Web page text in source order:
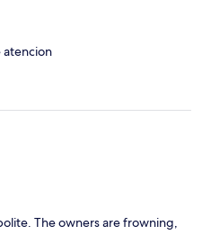
atencion
The owners are frowning,